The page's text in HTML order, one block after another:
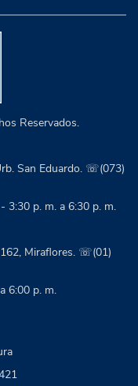
Reservados.
San Eduardo. ☏(073)
3:30 p. m. a 6:30 p. m.
162, Miraflores. ☏(01)
6:00 p. m.